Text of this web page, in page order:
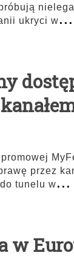
ukryci w...
przez
tunelu w...
w